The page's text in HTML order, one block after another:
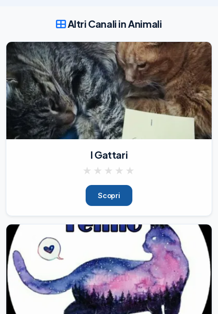
Continuate a
il Network e i loro aderenti!
💪🏻
🤝
Per fare richiesta di
adesione al progetto
utilizzare l'apposito Bot
🤖
.
28/12/22
a tutti voi e all'intero
Regno Animale
, un felicissimo
Anno Nuovo!!
🐾
31/12/22 1.54K
Altri Canali in Animali
I Gattari
★ ★ ★ ★ ★
Scopri